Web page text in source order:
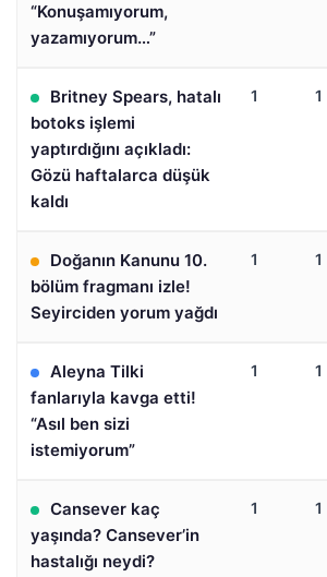
“Konuşamıyorum,
yazamıyorum…”
Britney Spears, hatalı
botoks işlemi
yaptırdığını açıkladı:
Gözü haftalarca düşük
kaldı
1 1
Doğanın Kanunu 10.
bölüm fragmanı izle!
Seyirciden yorum yağdı
1 1
Aleyna Tilki
fanlarıyla kavga etti!
“Asıl ben sizi
istemiyorum”
1 1
Cansever kaç
yaşında? Cansever’in
hastalığı neydi?
1 1